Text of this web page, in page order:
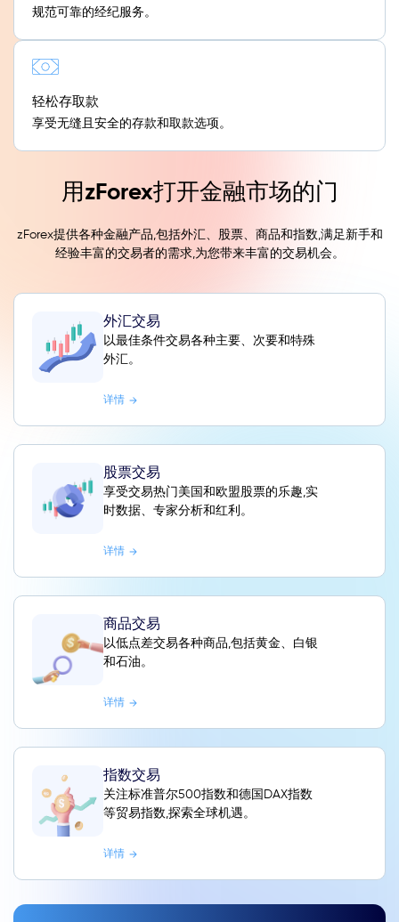
规范可靠的经纪服务。
轻松存取款
享受无缝且安全的存款和取款选项。
用zForex打开金融市场的门
zForex提供各种金融产品,包括外汇、股票、商品和指数,满足新手和
经验丰富的交易者的需求,为您带来丰富的交易机会。
外汇交易
以最佳条件交易各种主要、次要和特殊
外汇。
详情
股票交易
享受交易热门美国和欧盟股票的乐趣,实
时数据、专家分析和红利。
详情
商品交易
以低点差交易各种商品,包括黄金、白银
和石油。
详情
指数交易
关注标准普尔500指数和德国DAX指数
等贸易指数,探索全球机遇。
详情